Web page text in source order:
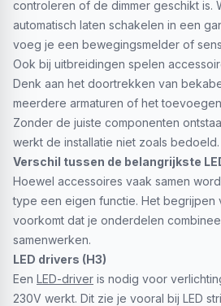
controleren of de dimmer geschikt is.
automatisch laten schakelen in een
voeg je een bewegingsmelder of
Ook bij uitbreidingen spelen
Denk aan het doortrekken van
meerdere armaturen of het
Zonder de juiste componenten
werkt de installatie niet zoals bedoeld.
Verschil tussen de belangrijkste
Hoewel accessoires vaak samen
type een eigen functie. Het begrijpen
voorkomt dat je onderdelen
samenwerken.
LED drivers (H3)
Een LED-driver is nodig voor
230V werkt. Dit zie je vooral bij LED